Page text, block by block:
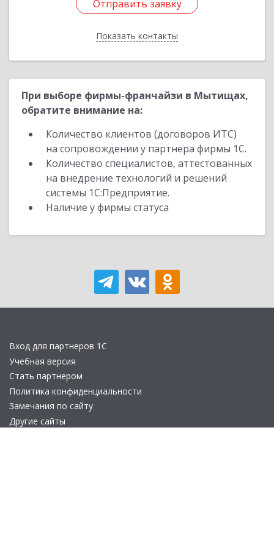
Отправить заявку
Показать контакты
Отправить заявку
Назад
При выборе фирмы-франчайзи в Мытищах,
обратите внимание на:
Количество клиентов (договоров ИТС)
на сопровождении у партнера фирмы 1С.
Количество специалистов, аттестованных
на внедрение технологий и решений
системы 1С:Предприятие.
Наличие у фирмы статуса
Вход для партнеров 1С
Учебная версия
Стать партнером
Политика конфиденциальности
Замечания по сайту
Другие сайты